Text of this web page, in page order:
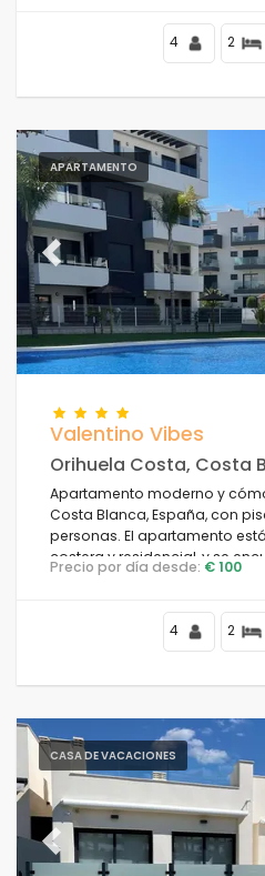
4 2
APARTAMENTO
Previous
Valentino Vibes
Orihuela Costa, Costa
Apartamento moderno y
Costa Blanca, España, con
personas. El apartamento
costera y residencial, y se
restaurantes y bares.
Precio por día desde: € 100
4 2
CASA DE VACACIONES
Previous